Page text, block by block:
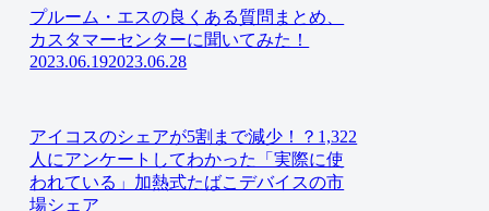
プルーム・エスの良くある質問まとめ、
カスタマーセンターに聞いてみた！
2023.06.192023.06.28
アイコスのシェアが5割まで減少！？1,322
人にアンケートしてわかった「実際に使
われている」加熱式たばこデバイスの市
場シェア